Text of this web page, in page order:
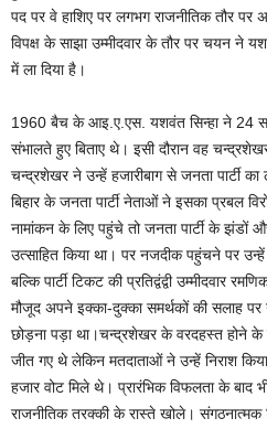
पद पर वे हाशिए पर लगभग राजनीतिक तौर पर
विपक्ष के साझा उम्मीदवार के तौर पर चयन ने
में ला दिया है।
1960 बैच के आइ.ए.एस. यशवंत सिन्हा ने 24
संभालते हुए बिताए थे। इसी दौरान वह
चन्द्रशेखर ने उन्हें हजारीबाग से जनता पार्टी
बिहार के जनता पार्टी नेताओं ने इसका प्रबल
नामांकन के लिए पहुंचे तो जनता पार्टी के झंडों
उत्साहित किया था। पर नजदीक पहुंचने पर
बल्कि पार्टी टिकट की प्रतिद्वंद्वी उम्मीदवार
मौजूद अपने इक्का-दुक्का समर्थकों की सलाह पर
छोड़ना पड़ा था।चन्द्रशेखर के वरदहस्त होने के
जीत गए थे लेकिन मतदाताओं ने उन्हें निराश
हजार वोट मिले थे। प्रारंभिक विफलता के बाद
राजनीतिक तरक्की के रास्ते खोले। संगठनात्मक